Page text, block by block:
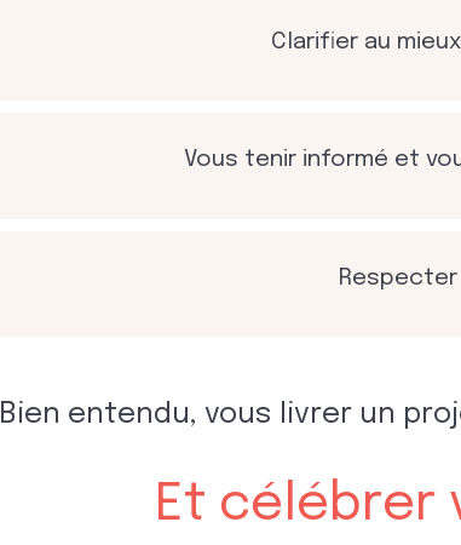
Clarifier au
Vous tenir informé et
Bien entendu, vous livrer un
Et célébrer